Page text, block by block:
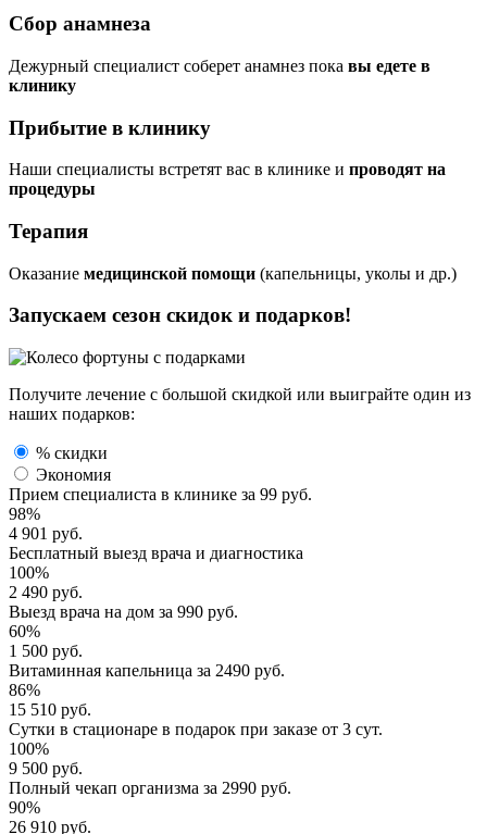
Сбор анамнеза
Дежурный специалист соберет анамнез пока вы едете в
клинику
Прибытие в клинику
Наши специалисты встретят вас в клинике и проводят на
процедуры
Терапия
Оказание медицинской помощи (капельницы, уколы и др.)
Запускаем сезон скидок и подарков!
Получите лечение с большой скидкой или выиграйте один из
наших подарков:
% скидки
Экономия
Прием специалиста в клинике за 99 руб.
98%
4 901 руб.
Бесплатный выезд врача и диагностика
100%
2 490 руб.
Выезд врача на дом за 990 руб.
60%
1 500 руб.
Витаминная капельница за 2490 руб.
86%
15 510 руб.
Сутки в стационаре в подарок при заказе от 3 сут.
100%
9 500 руб.
Полный чекап организма за 2990 руб.
90%
26 910 руб.